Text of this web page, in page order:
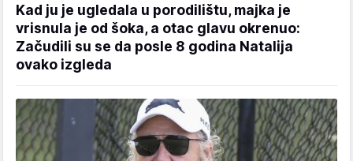
Kad ju je ugledala u porodilištu, majka je
vrisnula je od šoka, a otac glavu okrenuo:
Začudili su se da posle 8 godina Natalija
ovako izgleda